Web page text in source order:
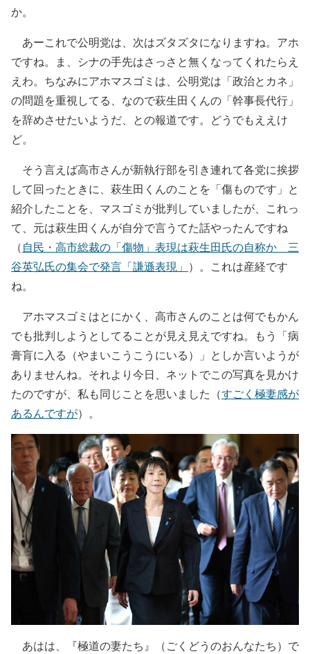
か。
あーこれで公明党は、次はズタズタになりますね。アホ
ですね。ま、シナの手先はさっさと無くなってくれたらえ
えわ。ちなみにアホマスゴミは、公明党は「政治とカネ」
の問題を重視してる、なので萩生田くんの「幹事長代行」
を辞めさせたいようだ、との報道です。どうでもええけ
ど。
そう言えば高市さんが新執行部を引き連れて各党に挨拶
して回ったときに、萩生田くんのことを「傷ものです」と
紹介したことを、マスゴミが批判していましたが、これっ
て、元は萩生田くんが自分で言うてた話やったんですね
（自民・高市総裁の「傷物」表現は萩生田氏の自称か 三
谷英弘氏の集会で発言「謙遜表現」 ）。これは産経です
ね。
アホマスゴミはとにかく、高市さんのことは何でもかん
でも批判しようとしてることが見え見えですね。もう「病
膏肓に入る（やまいこうこうにいる）」としか言いようが
ありませんね。それより今日、ネットでこの写真を見かけ
たのですが、私も同じことを思いました（すごく極妻感が
あるんですが）。
あはは、『極道の妻たち』（ごくどうのおんなたち）で